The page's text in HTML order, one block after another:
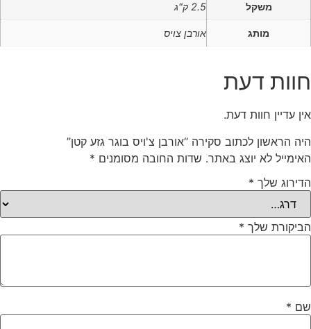
משקל 2.5 ק"ג
מותג אורבן צויס
חוות דעת
אין עדיין חוות דעת.
היה הראשון לכתוב סקירה “אורבן צ'ויס בוגר גזע קטן”
האימייל לא יוצג באתר. שדות החובה מסומנים *
הדירוג שלך *
הביקורת שלך *
שם *